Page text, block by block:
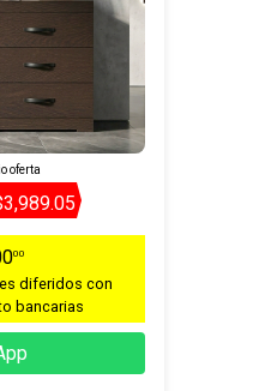
oferta
00
diferidos con
bancarias